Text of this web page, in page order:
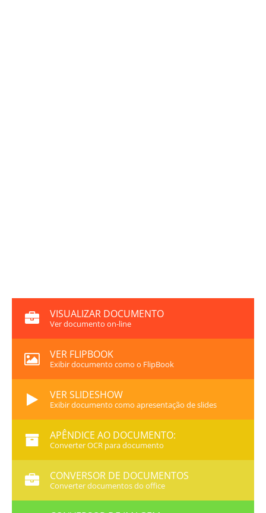
VISUALIZAR DOCUMENTO
Ver documento on-line
VER FLIPBOOK
Exibir documento como o FlipBook
VER SLIDESHOW
Exibir documento como apresentação de slides
APÊNDICE AO DOCUMENTO:
Converter OCR para documento
CONVERSOR DE DOCUMENTOS
Converter documentos do office